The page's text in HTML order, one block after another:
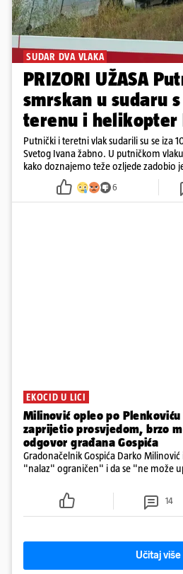
SUDAR DVA VLAKA
PRIZORI UŽASA
smrskan u sudaru
terenu i helikopter
Putnički i teretni vlak sudarili su se iza
Svetog Ivana žabno. U putničkom
kako doznajemo teže ozljede zadobio
vlaka. Zatvoren je promet, a fotoreporteri Prigorskog objavili su
prve snimke s mjesta sudara
6
EKOCID U LICI
Milinović opleo po Plenkoviću
zaprijetio prosvjedom, brzo
odgovor građana Gospića
Gradonačelnik Gospića Darko Milinović
"nalaz" ograničen" i da se "ne može
ga je naručio Uskok i da je dio spisa
14
Učitaj više